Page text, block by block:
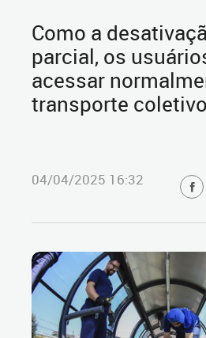
Como a
parcial, os
acessar
transporte
04/04/2025 16:32